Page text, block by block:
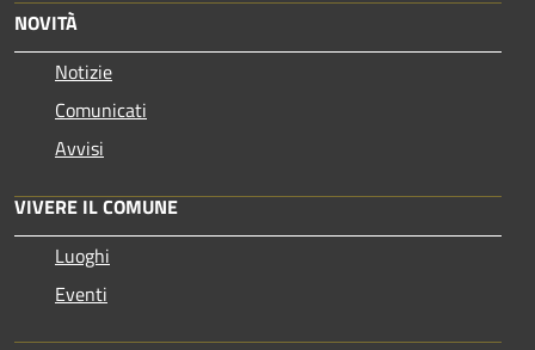
NOVITÀ
Notizie
Comunicati
Avvisi
VIVERE IL COMUNE
Luoghi
Eventi